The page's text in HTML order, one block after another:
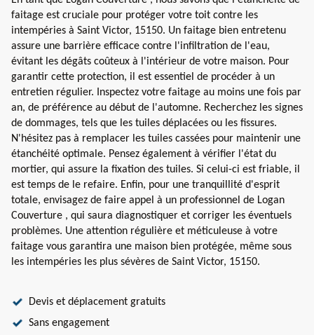
faitage est cruciale pour protéger votre toit contre les
intempéries à Saint Victor, 15150. Un faitage bien entretenu
assure une barrière efficace contre l'infiltration de l'eau,
évitant les dégâts coûteux à l'intérieur de votre maison. Pour
garantir cette protection, il est essentiel de procéder à un
entretien régulier. Inspectez votre faitage au moins une fois par
an, de préférence au début de l'automne. Recherchez les signes
de dommages, tels que les tuiles déplacées ou les fissures.
N'hésitez pas à remplacer les tuiles cassées pour maintenir une
étanchéité optimale. Pensez également à vérifier l'état du
mortier, qui assure la fixation des tuiles. Si celui-ci est friable, il
est temps de le refaire. Enfin, pour une tranquillité d'esprit
totale, envisagez de faire appel à un professionnel de Logan
Couverture , qui saura diagnostiquer et corriger les éventuels
problèmes. Une attention régulière et méticuleuse à votre
faitage vous garantira une maison bien protégée, même sous
les intempéries les plus sévères de Saint Victor, 15150.
Devis et déplacement gratuits
Sans engagement